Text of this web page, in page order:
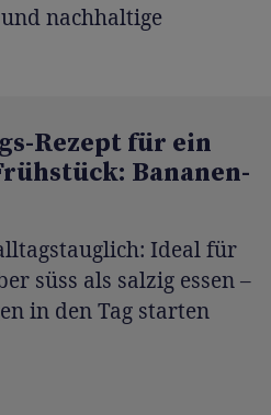
nachhaltige
Rezept für ein
Bananen-
Ideal für
süss als salzig essen –
in den Tag starten